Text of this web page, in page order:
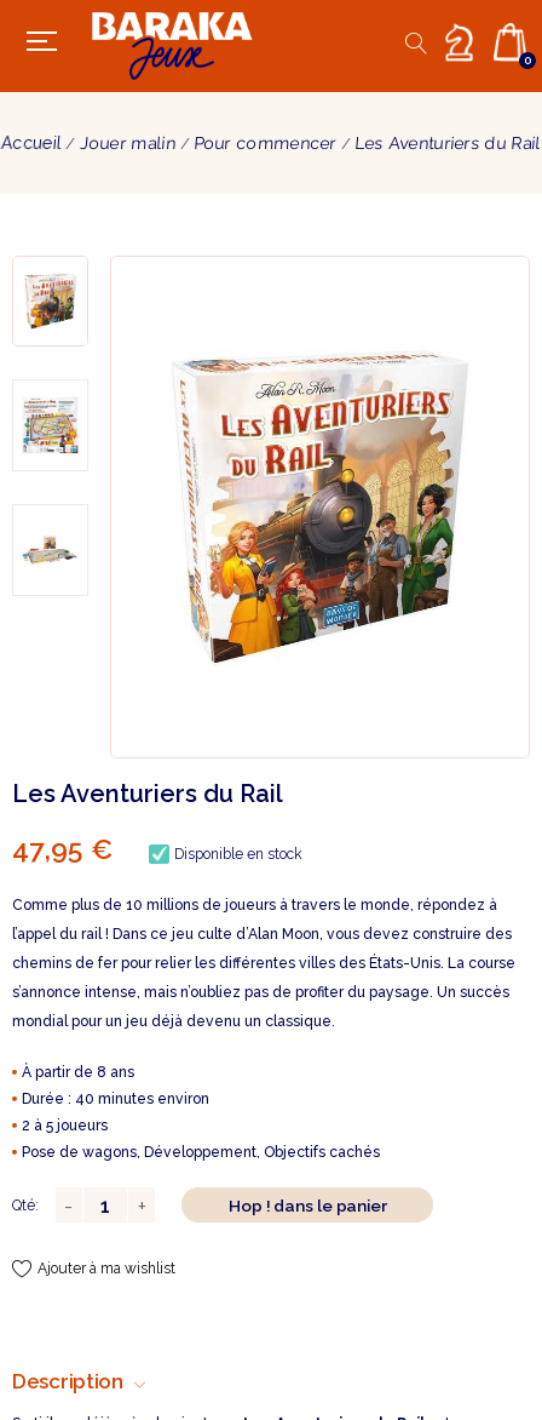
0
Accueil Jouer malin Pour commencer Les Aventuriers du Rail
Les Aventuriers du Rail
47,95 € Disponible en stock
Comme plus de 10 millions de joueurs à travers le monde, répondez à
l’appel du rail ! Dans ce jeu culte d’Alan Moon, vous devez construire des
chemins de fer pour relier les différentes villes des États-Unis. La course
s’annonce intense, mais n’oubliez pas de profiter du paysage. Un succès
mondial pour un jeu déjà devenu un classique.
À partir de 8 ans
Durée : 40 minutes environ
2 à 5 joueurs
Pose de wagons, Développement, Objectifs cachés
Qté: Hop ! dans le panier
Ajouter à ma wishlist
Description